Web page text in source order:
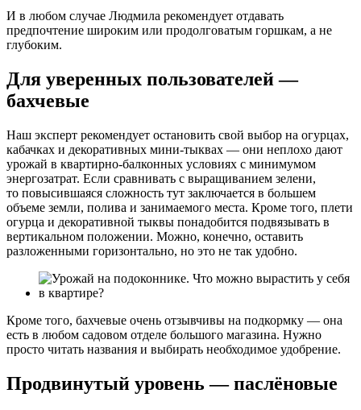
И в любом случае Людмила рекомендует отдавать
предпочтение широким или продолговатым горшкам, а не
глубоким.
Для уверенных пользователей —
бахчевые
Наш эксперт рекомендует остановить свой выбор на огурцах,
кабачках и декоративных мини-тыквах — они неплохо дают
урожай в квартирно-балконных условиях с минимумом
энергозатрат. Если сравнивать с выращиванием зелени,
то повысившаяся сложность тут заключается в большем
объеме земли, полива и занимаемого места. Кроме того, плети
огурца и декоративной тыквы понадобится подвязывать в
вертикальном положении. Можно, конечно, оставить
разложенными горизонтально, но это не так удобно.
Кроме того, бахчевые очень отзывчивы на подкормку — она
есть в любом садовом отделе большого магазина. Нужно
просто читать названия и выбирать необходимое удобрение.
Продвинутый уровень — паслёновые